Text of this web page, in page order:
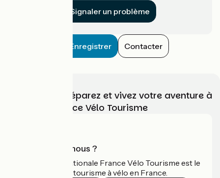
Signaler un problème
Enregistrer Contacter
Choisissez, préparez et vivez votre aventure à
vélo avec France Vélo Tourisme
Qui sommes-nous ?
L'association nationale France Vélo Tourisme est le
guide officiel du tourisme à vélo en France.